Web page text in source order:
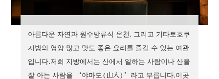
아름다운 자연과 원수방류식 온천, 그리고 기타토호쿠
지방의 영양 많고 맛도 좋은 요리를 즐길 수 있는 여관
입니다.저희 지방에서는 산에서 일하는 사람이나 산을
잘 아는 사람을 ‘야마도(山人)’라고 부릅니다.이곳